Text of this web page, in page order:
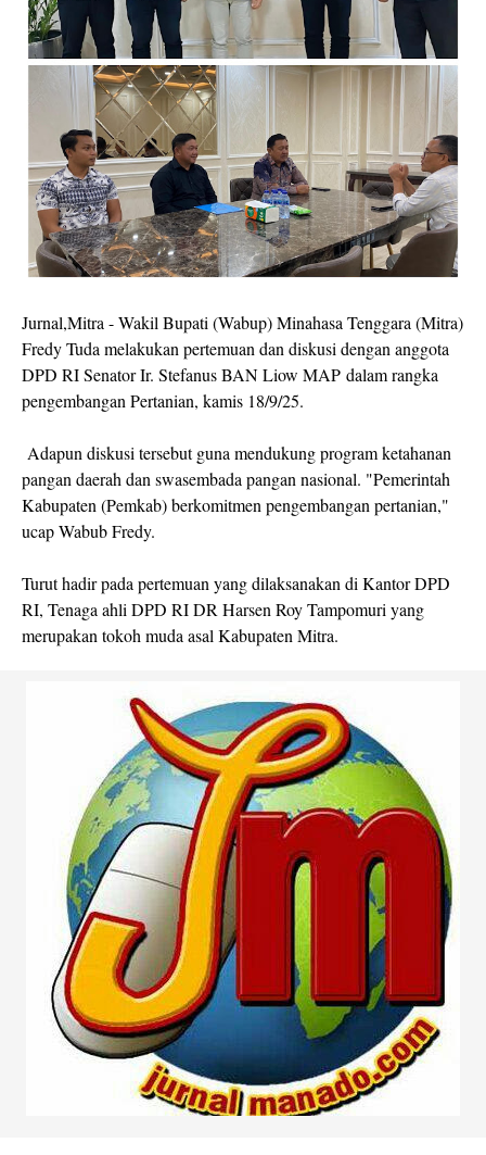
Jurnal,Mitra - Wakil Bupati (Wabup) Minahasa Tenggara (Mitra)
Fredy Tuda melakukan pertemuan dan diskusi dengan anggota
DPD RI Senator Ir. Stefanus BAN Liow MAP dalam rangka
pengembangan Pertanian, kamis 18/9/25.
Adapun diskusi tersebut guna mendukung program ketahanan
pangan daerah dan swasembada pangan nasional. "Pemerintah
Kabupaten (Pemkab) berkomitmen pengembangan pertanian,"
ucap Wabub Fredy.
Turut hadir pada pertemuan yang dilaksanakan di Kantor DPD
RI, Tenaga ahli DPD RI DR Harsen Roy Tampomuri yang
merupakan tokoh muda asal Kabupaten Mitra.